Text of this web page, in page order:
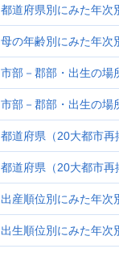
都道府県別にみた年次
母の年齢別にみた年次
市部－郡部・出生の場
市部－郡部・出生の場
都道府県（20大都市
都道府県（20大都市
出産順位別にみた年次
出生順位別にみた年次